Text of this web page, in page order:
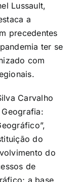
Lussault,
a
precedentes
ter se
com
Carvalho
do
do
de